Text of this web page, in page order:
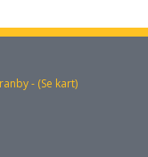
- (Se kart)